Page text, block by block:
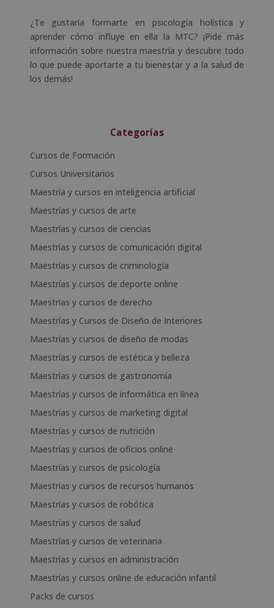
¿Te gustaría formarte en psicología holística y
aprender cómo influye en ella la MTC? ¡Pide más
información sobre nuestra maestría y descubre todo
lo que puede aportarte a tu bienestar y a la salud de
los demás!
Categorías
Cursos de Formación
Cursos Universitarios
Maestría y cursos en inteligencia artificial
Maestrías y cursos de arte
Maestrías y cursos de ciencias
Maestrías y cursos de comunicación digital
Maestrías y cursos de criminología
Maestrías y cursos de deporte online
Maestrías y cursos de derecho
Maestrías y Cursos de Diseño de Interiores
Maestrías y cursos de diseño de modas
Maestrías y cursos de estética y belleza
Maestrías y cursos de gastronomía
Maestrías y cursos de informática en línea
Maestrías y cursos de marketing digital
Maestrías y cursos de nutrición
Maestrías y cursos de oficios online
Maestrías y cursos de psicología
Maestrías y cursos de recursos humanos
Maestrías y cursos de robótica
Maestrías y cursos de salud
Maestrías y cursos de veterinaria
Maestrías y cursos en administración
Maestrías y cursos online de educación infantil
Packs de cursos